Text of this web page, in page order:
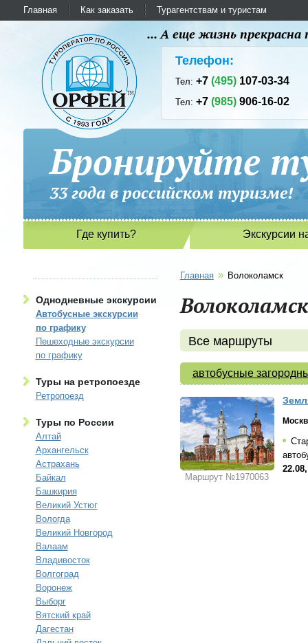
Главная Как заказать Турагентствам и туристам
... А еще жизнь
Телефон:
Тел:+7(495) 107-03-34
Тел:+7(985) 906-16-02
Бронируйте
33 года в российском
Где купить? Экскурсии
Однодневные экскурсии
Автобусные экскурсии
по графику
Пешеходные экскурсии
по графику
Туры на ретропоезде
Ретропоезд
Туры по России
Алтай
Архангельск
Астрахань
Байкал
Башкирия
Великий Устюг
Вологда
Великий Новгород
Валаам
Владивосток
Волгоград
Воронеж
Выборг
Вятский край
Дагестан
Главная » Волоколамск
Волоколамск
Все маршруты
автобусные
Маршрут №1970063